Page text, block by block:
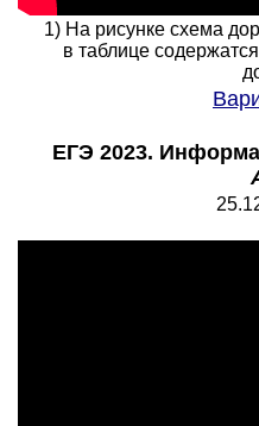
1) На рисунке схема
в таблице
ЕГЭ 2023.